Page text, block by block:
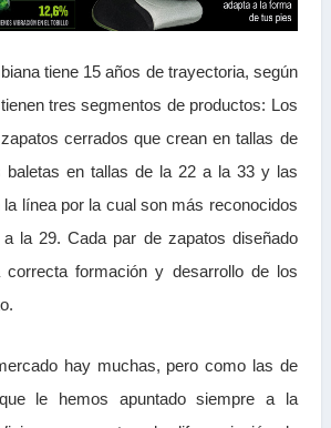
tiene 15 años de trayectoria, según
tres segmentos de productos: Los
cerrados que crean en tallas de
baletas en tallas de la 22 a la 33 y las
línea por la cual son más reconocidos
la 29. Cada par de zapatos diseñado
correcta formación y desarrollo de los
hay muchas, pero como las de
le hemos apuntado siempre a la